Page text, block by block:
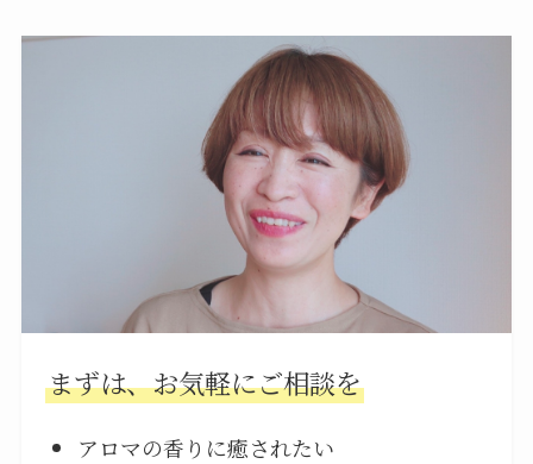
まずは、お気軽にご相談を
アロマの香りに癒されたい